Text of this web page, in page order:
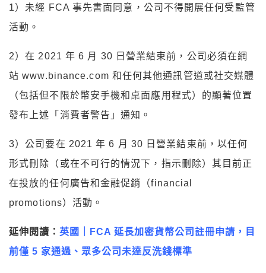
1）未經 FCA 事先書面同意，公司不得開展任何受監管
活動。
2）在 2021 年 6 月 30 日營業結束前，公司必須在網
站 www.binance.com 和任何其他通訊管道或社交媒體
（包括但不限於幣安手機和桌面應用程式）的顯著位置
發布上述「消費者警告」通知。
3）公司要在 2021 年 6 月 30 日營業結束前，以任何
形式刪除（或在不可行的情況下，指示刪除）其目前正
在投放的任何廣告和金融促銷（financial
promotions）活動。
延伸閱讀： 英國｜FCA 延長加密貨幣公司註冊申請，目
前僅 5 家通過、眾多公司未達反洗錢標準